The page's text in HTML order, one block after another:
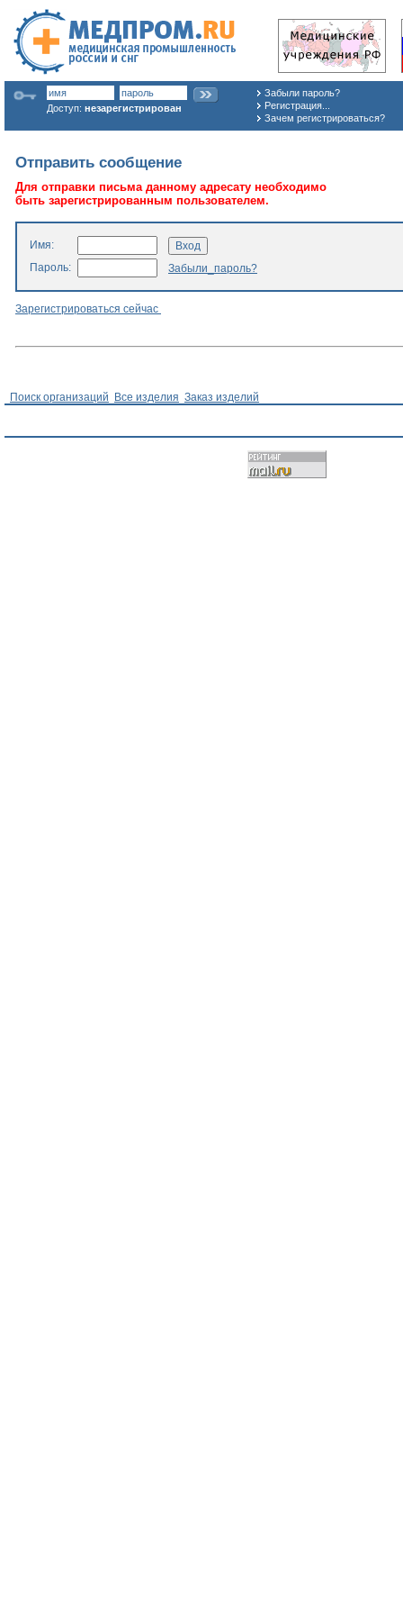
Доступ: незарегистрирован
Забыли пароль?
Регистрация...
Зачем регистрироваться?
Отправить сообщение
Для отправки письма данному адресату необходимо
быть зарегистрированным пользователем.
Имя:
Пароль:
Забыли_пароль?
Зарегистрироваться сейчас
Поиск организаций Все изделия Заказ изделий